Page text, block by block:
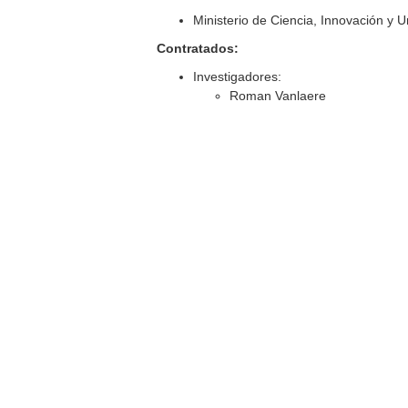
Ministerio de Ciencia, Innovación y
Contratados:
Investigadores:
Roman Vanlaere